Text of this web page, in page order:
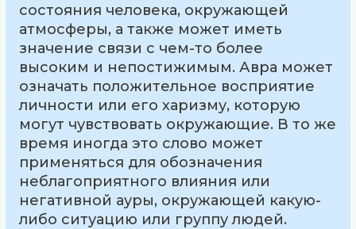
состояния человека, окружающей
атмосферы, а также может иметь
значение связи с чем-то более
высоким и непостижимым. Авра может
означать положительное восприятие
личности или его харизму, которую
могут чувствовать окружающие. В то же
время иногда это слово может
применяться для обозначения
неблагоприятного влияния или
негативной ауры, окружающей какую-
либо ситуацию или группу людей.